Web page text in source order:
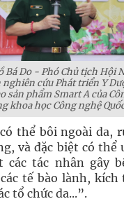
Bá Do - Phó Chủ tịch Hội
cứu Phát triển Y
sản phẩm Smart A của
khoa học Công nghệ
thể bôi ngoài da,
và đặc biệt có thể
các tác nhân gây
tế bào lành, kích
tổ chức da...”.